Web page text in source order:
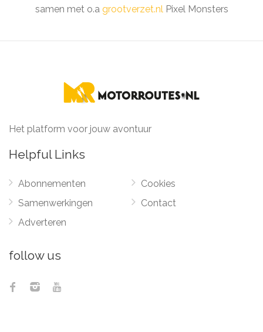
samen met o.a grootverzet.nlPixel Monsters
Het platform voor jouw avontuur
Helpful Links
Abonnementen
Samenwerkingen
Adverteren
Cookies
Contact
follow us